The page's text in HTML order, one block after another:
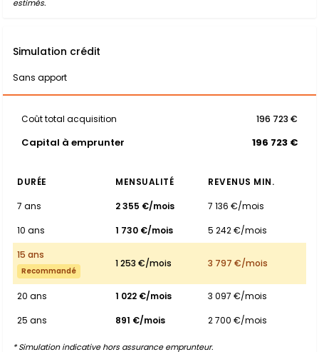
estimés.
Simulation crédit
Sans apport
Coût total acquisition 196 723 €
Capital à emprunter 196 723 €
DURÉE MENSUALITÉ
REVENUS MIN.
7 ans
2 355 €/mois
7 136 €/mois
10 ans
1 730 €/mois
5 242 €/mois
15 ans
Recommandé
1 253 €/mois 3 797 €/mois
20 ans 1 022 €/mois
3 097 €/mois
25 ans
891 €/mois 2 700 €/mois
* Simulation indicative hors assurance emprunteur.